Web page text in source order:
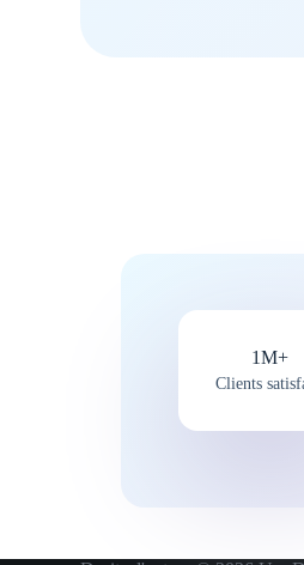
1M+
Clients